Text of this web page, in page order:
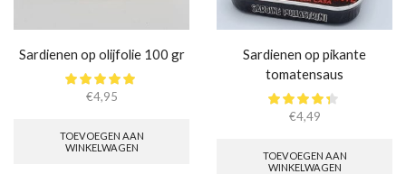
Sardienen op olijfolie 100 gr
€4,95
TOEVOEGEN AAN
WINKELWAGEN
Sardienen op pikante
tomatensaus
€4,49
TOEVOEGEN AAN
WINKELWAGEN